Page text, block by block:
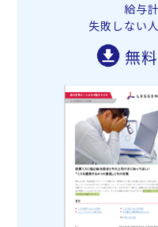
給与
失敗しない
無